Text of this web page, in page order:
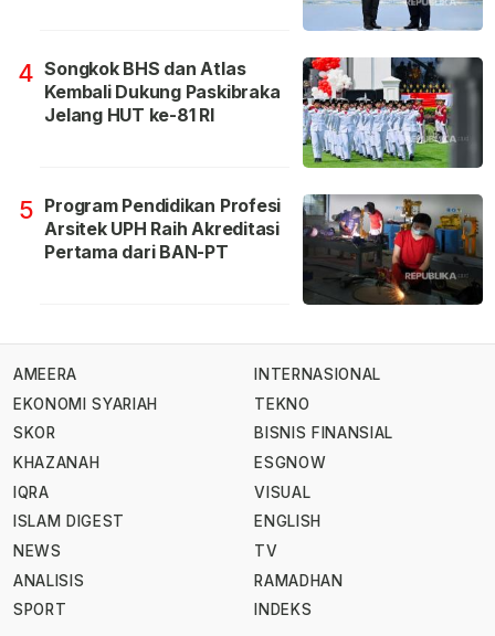
4 Songkok BHS dan Atlas
Kembali Dukung Paskibraka
Jelang HUT ke-81 RI
5 Program Pendidikan Profesi
Arsitek UPH Raih Akreditasi
Pertama dari BAN-PT
AMEERA
EKONOMI SYARIAH
SKOR
KHAZANAH
IQRA
ISLAM DIGEST
NEWS
ANALISIS
SPORT
INTERNASIONAL
TEKNO
BISNIS FINANSIAL
ESGNOW
VISUAL
ENGLISH
TV
RAMADHAN
INDEKS